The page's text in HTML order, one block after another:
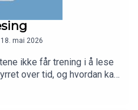
mai 2026
ikke får trening i å lese
over tid, og hvordan kan
å øve på denne
deler